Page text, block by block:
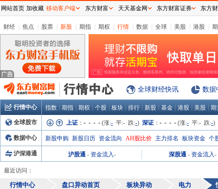
财经 焦点 股票 新股 期指 期权 行情 数据 全球 美股 港股
全球财经快讯 数据
行情中心 指数 期指 期权 个股 板块 排行 新股 基金 港股 美股 期
全球股市 上证 ： - - - - (涨:- 平:- 跌:-) 深证 ： - - - - (涨:- 平:- 跌:-)
数据中心 新股申购 新股日历 资金流向 AH股比价 主力排名 板块资金 个
沪深港通 沪股通 - 资金流入- 深股通 - 资金流入-
最近访问：
行情中心 盘口异动首页 板块异动 电力
网站首页 加收藏 移动客户端 东方财富 天天基金网 东方财富证券 东方